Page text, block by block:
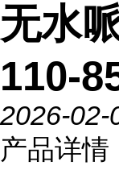
无水
110-
2026-02-
产品详情